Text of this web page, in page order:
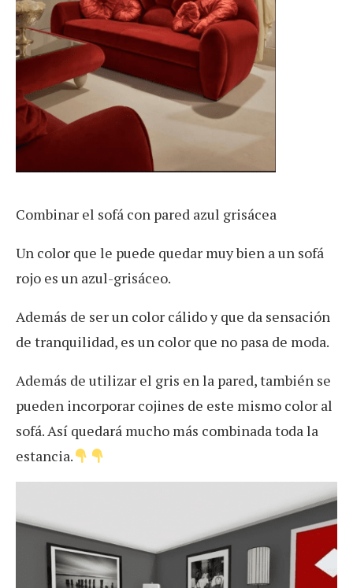
Combinar el sofá con pared azul grisácea
Un color que le puede quedar muy bien a un sofá
rojo es un azul-grisáceo.
Además de ser un color cálido y que da sensación
de tranquilidad, es un color que no pasa de moda.
Además de utilizar el gris en la pared, también se
pueden incorporar cojines de este mismo color al
sofá. Así quedará mucho más combinada toda la
estancia.